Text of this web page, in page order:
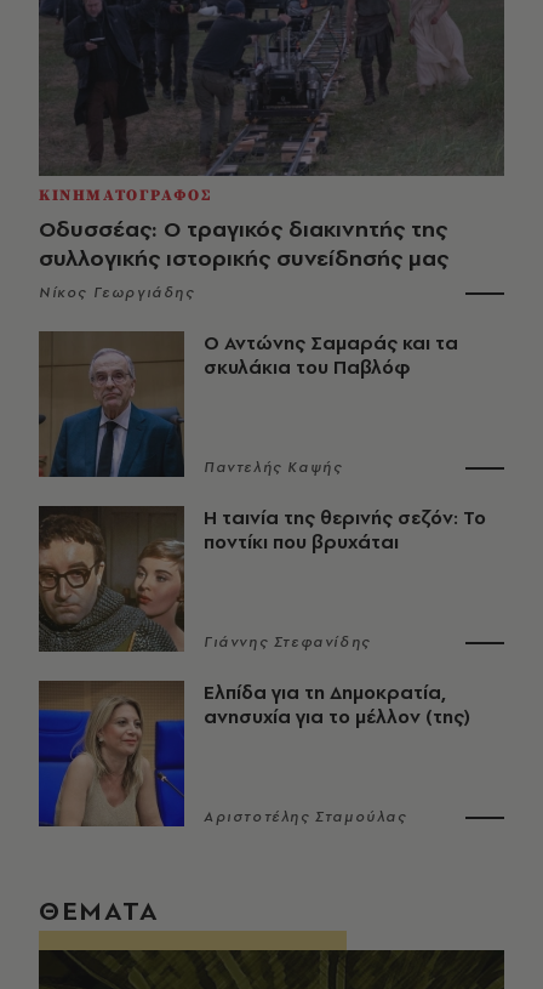
ΚΙΝΗΜΑΤΟΓΡΑΦΟΣ
Οδυσσέας: Ο τραγικός διακινητής της
συλλογικής ιστορικής συνείδησής μας
Νίκος Γεωργιάδης
Ο Αντώνης Σαμαράς και τα
σκυλάκια του Παβλόφ
Παντελής Καψής
Η ταινία της θερινής σεζόν: Το
ποντίκι που βρυχάται
Γιάννης Στεφανίδης
Ελπίδα για τη Δημοκρατία,
ανησυχία για το μέλλον (της)
Αριστοτέλης Σταμούλας
ΘΕΜΑΤΑ